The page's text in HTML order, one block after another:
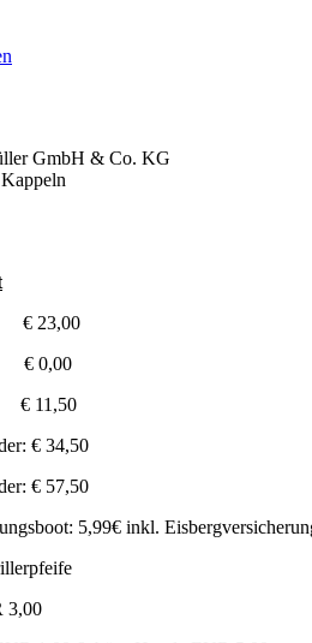
GmbH & Co. KG
23,00
€ 0,00
11,50
€ 34,50
€ 57,50
5,99€ inkl.
3,00